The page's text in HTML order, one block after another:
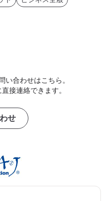
い合わせはこちら。
接連絡できます。
せ